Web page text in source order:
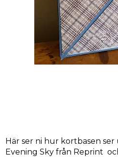
Här ser ni hur kortbasen ser
Evening Sky från Reprint